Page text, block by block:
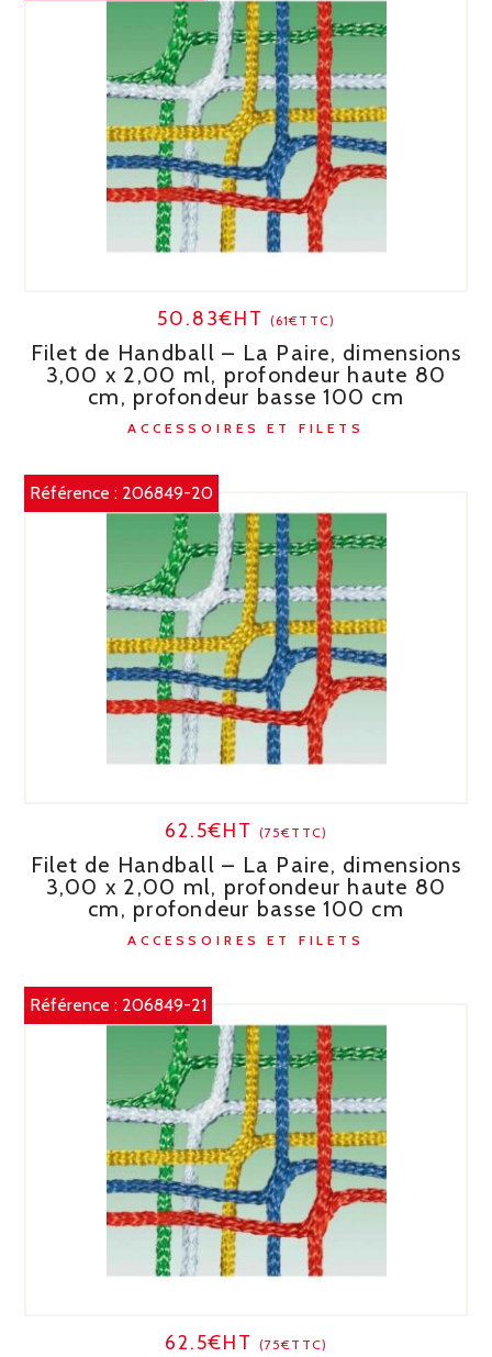
50.83€HT (61€TTC)
Filet de Handball – La Paire, dimensions
3,00 x 2,00 ml, profondeur haute 80
cm, profondeur basse 100 cm
ACCESSOIRES ET FILETS
Référence : 206849-20
62.5€HT (75€TTC)
Filet de Handball – La Paire, dimensions
3,00 x 2,00 ml, profondeur haute 80
cm, profondeur basse 100 cm
ACCESSOIRES ET FILETS
Référence : 206849-21
62.5€HT (75€TTC)